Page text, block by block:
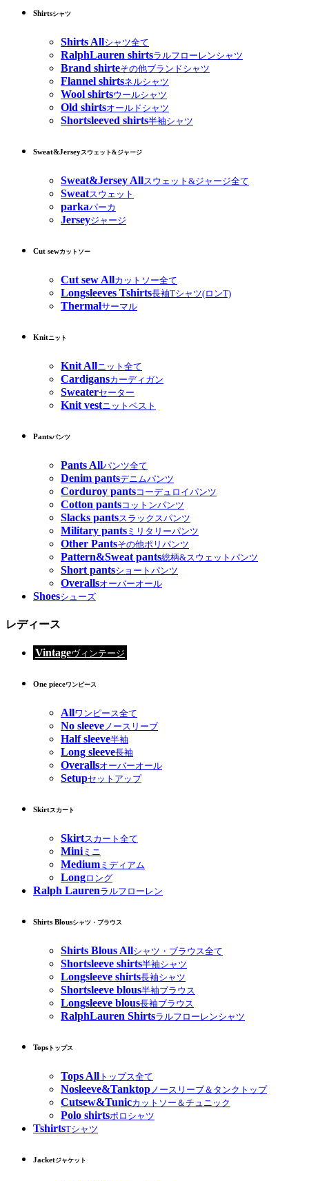
Shirtsシャツ
Shirts Allシャツ全て
RalphLauren shirtsラルフローレンシャツ
Brand shirteその他ブランドシャツ
Flannel shirtsネルシャツ
Wool shirtsウールシャツ
Old shirtsオールドシャツ
Shortsleeved shirts半袖シャツ
Sweat&Jerseyスウェット&ジャージ
Sweat&Jersey Allスウェット&ジャージ全て
Sweatスウェット
parkaパーカ
Jerseyジャージ
Cut sewカットソー
Cut sew Allカットソー全て
Longsleeves Tshirts長袖Tシャツ(ロンT)
Thermalサーマル
Knitニット
Knit Allニット全て
Cardigansカーディガン
Sweaterセーター
Knit vestニットベスト
Pantsパンツ
Pants Allパンツ全て
Denim pantsデニムパンツ
Corduroy pantsコーデュロイパンツ
Cotton pantsコットンパンツ
Slacks pantsスラックスパンツ
Military pants ミリタリーパンツ
Other Pantsその他ポリパンツ
Pattern&Sweat pants総柄&スウェットパンツ
Short pantsショートパンツ
Overallsオーバーオール
Shoesシューズ
レディース
Vintageヴィンテージ
One pieceワンピース
Allワンピース全て
No sleeveノースリーブ
Half sleeve半袖
Long sleeve長袖
Overallsオーバーオール
Setupセットアップ
Skirtスカート
Skirtスカート全て
Miniミニ
Medium ミディアム
Longロング
Ralph Laurenラルフローレン
Shirts Blousシャツ・ブラウス
Shirts Blous Allシャツ・ブラウス全て
Shortsleeve shirts半袖シャツ
Longsleeve shirts長袖シャツ
Shortsleeve blous半袖ブラウス
Longsleeve blous長袖ブラウス
RalphLauren Shirtsラルフローレンシャツ
Tops トップス
Tops All トップス全て
Nosleeve&Tanktop ノースリーブ＆タンクトップ
Cutsew&Tunicカットソー＆チュニック
Polo shirtsポロシャツ
TshirtsTシャツ
Jacketジャケット